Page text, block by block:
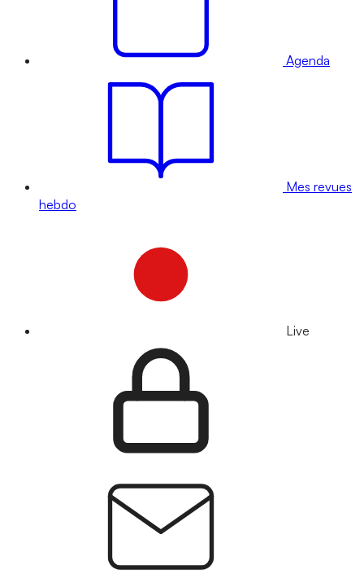
Agenda
Mes revues
hebdo
Live